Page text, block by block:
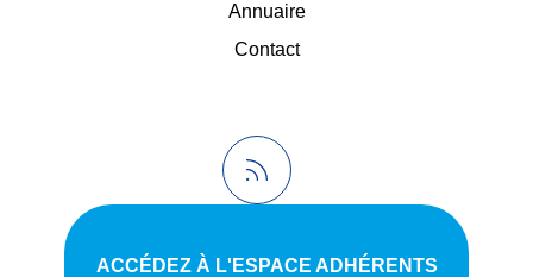
Annuaire
Contact
ACCÉDEZ À L'ESPACE ADHÉRENTS